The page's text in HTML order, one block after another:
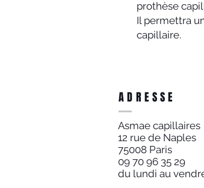
prothèse
Il permettra
capillaire.
ADRESSE
Asmae capillaires
12 rue de Naples
75008 Paris
09 70 96 35 29
du lundi au